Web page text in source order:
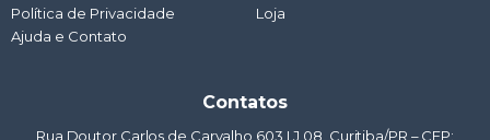
Política de Privacidade
Ajuda e Contato
Loja
Contatos
Rua Doutor Carlos de Carvalho 603 LJ 08, Curitiba/PR – CEP: